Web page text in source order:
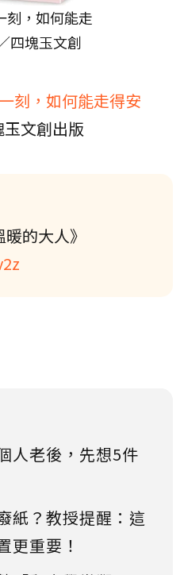
刻，如何能走
四塊玉文創
刻，如何能走得安
文創出版
的大人》
人老後，先想5件
紙？教授提醒：這
更重要！